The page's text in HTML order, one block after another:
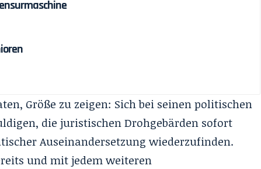
Größe zu zeigen: Sich bei seinen politischen
die juristischen Drohgebärden sofort
Auseinandersetzung wiederzufinden.
und mit jedem weiteren